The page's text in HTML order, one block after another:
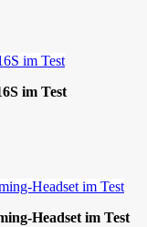
im Test
Headset im Test